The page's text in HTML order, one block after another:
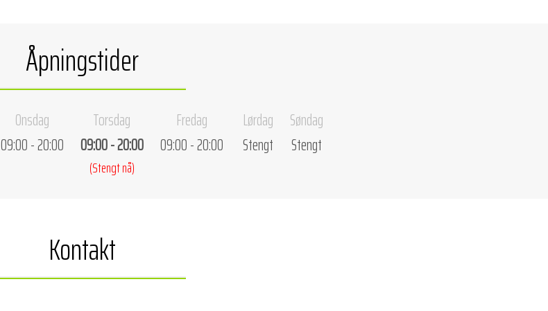
Åpningstider
Onsdag
09:00 - 20:00
Torsdag
09:00 - 20:00
(Stengt nå)
Fredag
09:00 - 20:00
Lørdag
Stengt
Søndag
Stengt
Kontakt